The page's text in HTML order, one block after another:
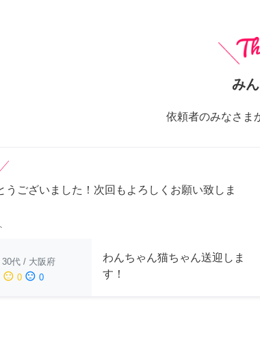
み
依頼者のみなさま
うございました！次回もよろしくお願い致しま
30代 / 大阪府
sentiment_neutral 0 sentiment_dissatisfied 0
わんちゃん猫ちゃん送迎しま
す！